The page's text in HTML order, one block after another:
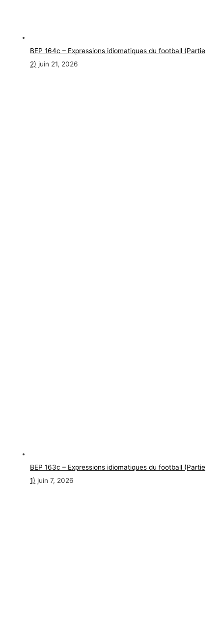
BEP 164c – Expressions idiomatiques du football (Partie
2) juin 21, 2026
BEP 163c – Expressions idiomatiques du football (Partie
1) juin 7, 2026